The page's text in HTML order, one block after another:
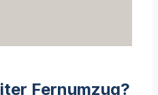
Fernumzug?